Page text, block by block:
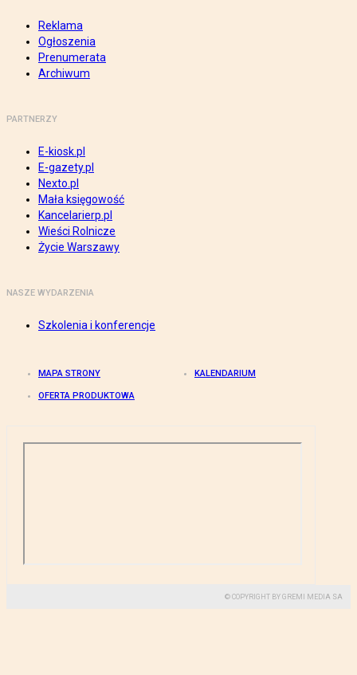
Reklama
Ogłoszenia
Prenumerata
Archiwum
PARTNERZY
E-kiosk.pl
E-gazety.pl
Nexto.pl
Mała księgowość
Kancelarierp.pl
Wieści Rolnicze
Życie Warszawy
NASZE WYDARZENIA
Szkolenia i konferencje
MAPA STRONY KALENDARIUM
OFERTA PRODUKTOWA
© COPYRIGHT BY GREMI MEDIA SA